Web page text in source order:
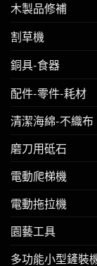
木製品修補
割草機
銅具-食器
配件-零件-耗材
清潔海綿-不織布
磨刀用砥石
電動爬梯機
電動拖拉機
園藝工具
多功能小型鏟裝